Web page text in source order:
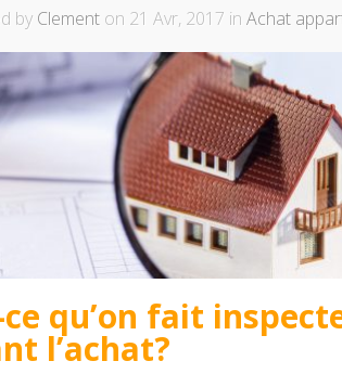
by Clement on 21 Avr, 2017 in Achat
ce qu’on fait
l’achat?